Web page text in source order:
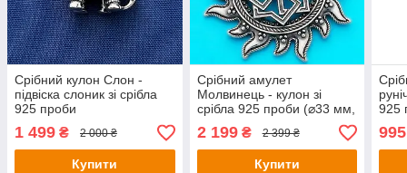
Срібний кулон Слон -
підвіска слоник зі срібла
925 проби
1 499 ₴ 2 000 ₴
Купити
Срібний амулет
Молвинець - кулон зі
срібла 925 проби (⌀33 мм,
6 г)
2 199₴ 2 399 ₴
Купити
925
995